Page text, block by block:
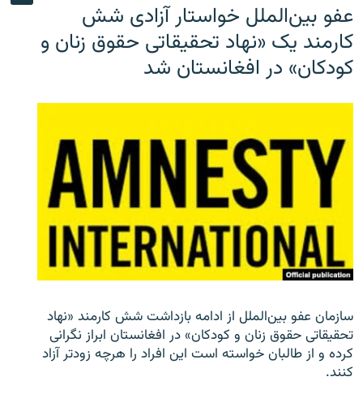
عفو بین‌الملل خواستار آزادی شش
کارمند یک «نهاد تحقیقاتی حقوق زنان و
کودکان» در افغانستان شد
سازمان عفو بین‌الملل از ادامه بازداشت شش کارمند «نهاد
تحقیقاتی حقوق زنان و کودکان» در افغانستان ابراز نگرانی
کرده و از طالبان خواسته است این افراد را هرچه زودتر آزاد
کنند.